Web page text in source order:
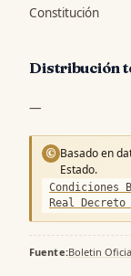
Constitución
Distribución
—
© Basado en
Estado.
Condiciones
Real Decreto
Fuente:Boletin